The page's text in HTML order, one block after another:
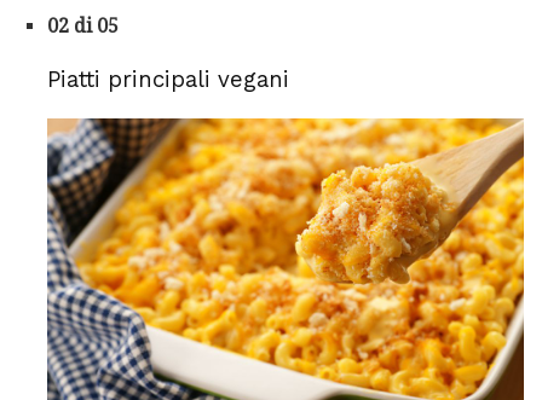
02 di 05
Piatti principali vegani